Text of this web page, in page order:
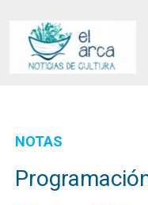
contenido
NOTAS